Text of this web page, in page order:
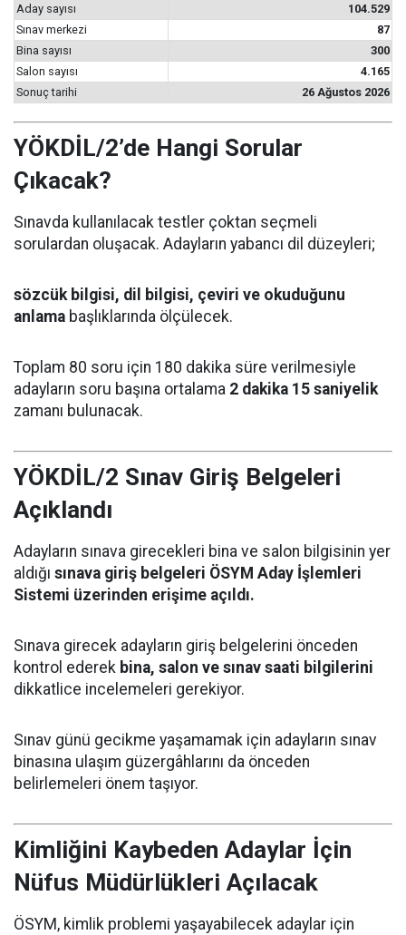
Aday sayısı
104.529
Sınav merkezi
87
Bina sayısı
300
Salon sayısı
4.165
Sonuç tarihi
26 Ağustos 2026
YÖKDİL/2’de Hangi Sorular
Çıkacak?
Sınavda kullanılacak testler çoktan seçmeli
sorulardan oluşacak. Adayların yabancı dil düzeyleri;
sözcük bilgisi, dil bilgisi, çeviri ve okuduğunu
anlama başlıklarında ölçülecek.
Toplam 80 soru için 180 dakika süre verilmesiyle
adayların soru başına ortalama 2 dakika 15 saniyelik
zamanı bulunacak.
YÖKDİL/2 Sınav Giriş Belgeleri
Açıklandı
Adayların sınava girecekleri bina ve salon bilgisinin yer
aldığı sınava giriş belgeleri ÖSYM Aday İşlemleri
Sistemi üzerinden erişime açıldı.
Sınava girecek adayların giriş belgelerini önceden
kontrol ederek bina, salon ve sınav saati bilgilerini
dikkatlice incelemeleri gerekiyor.
Sınav günü gecikme yaşamamak için adayların sınav
binasına ulaşım güzergâhlarını da önceden
belirlemeleri önem taşıyor.
Kimliğini Kaybeden Adaylar İçin
Nüfus Müdürlükleri Açılacak
ÖSYM, kimlik problemi yaşayabilecek adaylar için